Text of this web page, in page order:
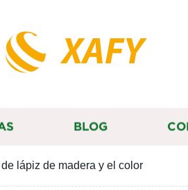
XAFY
BLOG
lápiz de madera y el color